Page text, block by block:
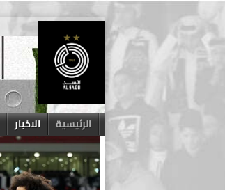
Skip
content
الرئيسية الاخبار